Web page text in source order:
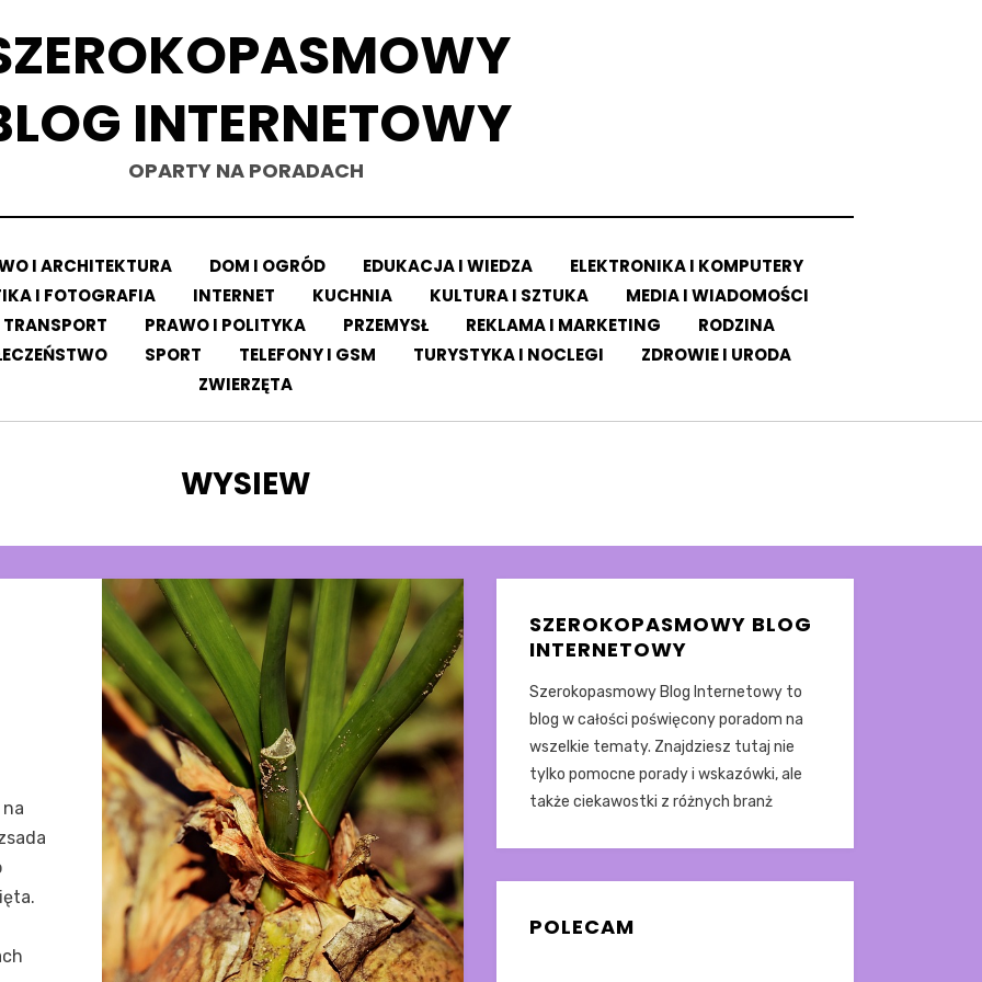
INTERNETOWY
OPARTY NA PORADACH
I ARCHITEKTURA DOM I OGRÓD EDUKACJA I WIEDZA
ELEKTRONIKA I KOMPUTERY
I FOTOGRAFIA INTERNET KUCHNIA KULTURA I SZTUKA
MEDIA I WIADOMOŚCI
PRAWO I POLITYKA PRZEMYSŁ REKLAMA I MARKETING
RODZINA
SPORT TELEFONY I GSM TURYSTYKA I NOCLEGI
ZDROWIE I URODA
ZWIERZĘTA
TAG
:
WYSIEW
SZEROKOPASMOWY BLOG
INTERNETOWY
Szerokopasmowy Blog Internetowy to
blog w całości poświęcony poradom na
wszelkie tematy. Znajdziesz tutaj nie
tylko pomocne porady i wskazówki, ale
także ciekawostki z różnych branż
POLECAM